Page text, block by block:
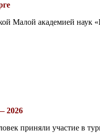
Малой академией
2026
приняли участие в